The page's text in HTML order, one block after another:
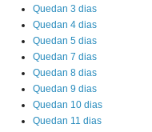
Quedan 3 dias
Quedan 4 dias
Quedan 5 dias
Quedan 7 dias
Quedan 8 dias
Quedan 9 dias
Quedan 10 dias
Quedan 11 dias